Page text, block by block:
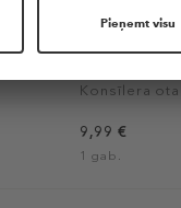
DOUGLAS
Konsīlera ota
9,99 €
1 gab.